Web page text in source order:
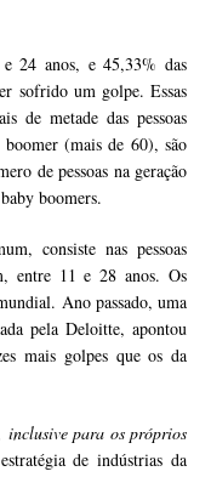
24 anos, e 45,33% das
sofrido um golpe. Essas
de metade das pessoas
(mais de 60), são
de pessoas na geração
boomers.
consiste nas pessoas
entre 11 e 28 anos. Os
Ano passado, uma
pela Deloitte, apontou
mais golpes que os da
para os próprios
de indústrias da